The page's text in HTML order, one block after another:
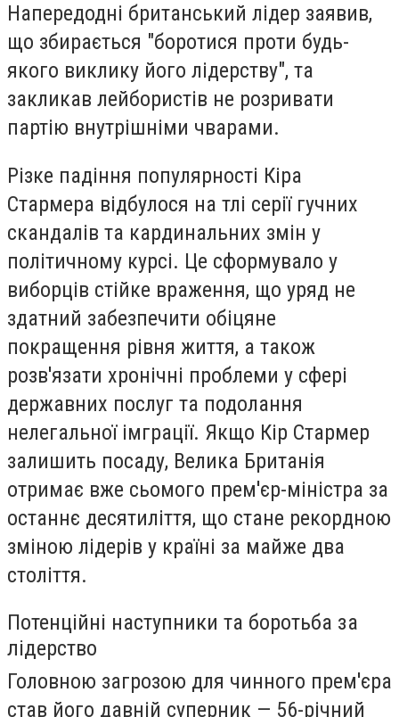
Напередодні британський лідер заявив,
що збирається "боротися проти будь-
якого виклику його лідерству", та
закликав лейбористів не розривати
партію внутрішніми чварами.
Різке падіння популярності Кіра
Стармера відбулося на тлі серії гучних
скандалів та кардинальних змін у
політичному курсі. Це сформувало у
виборців стійке враження, що уряд не
здатний забезпечити обіцяне
покращення рівня життя, а також
розв'язати хронічні проблеми у сфері
державних послуг та подолання
нелегальної імграції. Якщо Кір Стармер
залишить посаду, Велика Британія
отримає вже сьомого прем'єр-міністра за
останнє десятиліття, що стане рекордною
зміною лідерів у країні за майже два
століття.
Потенційні наступники та боротьба за
лідерство
Головною загрозою для чинного прем'єра
став його давній суперник — 56-річний